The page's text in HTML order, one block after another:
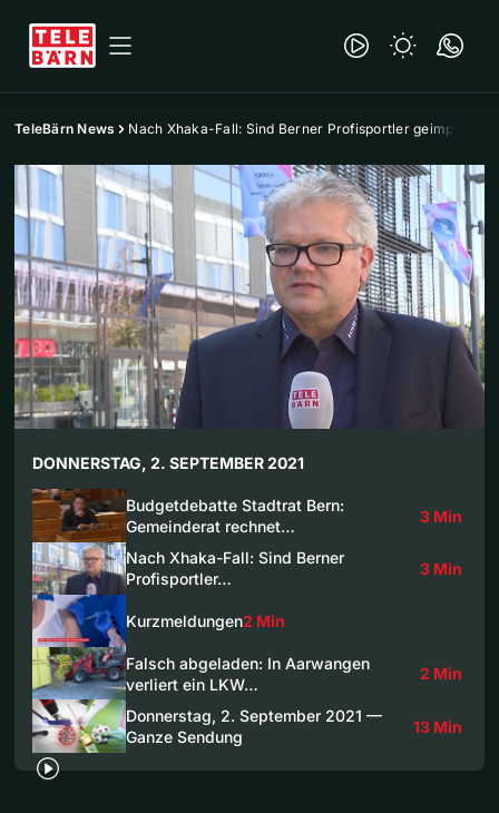
TeleBärn News Nach Xhaka-Fall: Sind Berner Profisportler geimpft?
DONNERSTAG, 2. SEPTEMBER 2021
Budgetdebatte Stadtrat Bern:
Gemeinderat rechnet…
3 Min
Nach Xhaka-Fall: Sind Berner
Profisportler…
3 Min
Kurzmeldungen2 Min
Falsch abgeladen: In Aarwangen
verliert ein LKW…
2 Min
Donnerstag, 2. September 2021 —
Ganze Sendung
13 Min